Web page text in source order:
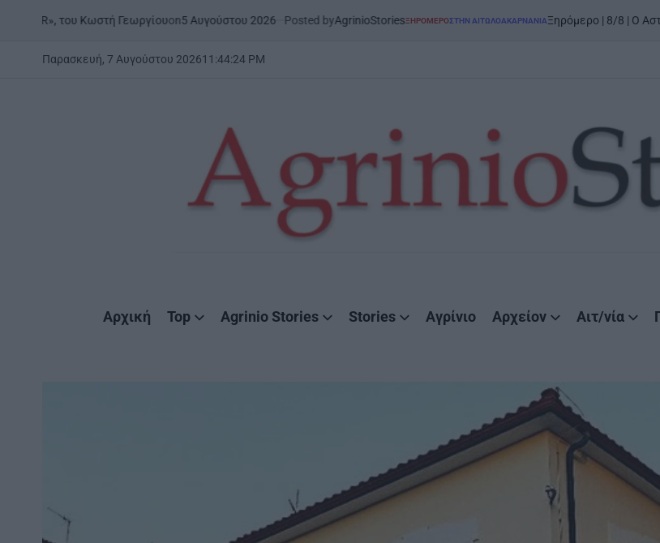
Κωστή Γεωργίουon5 Αυγούστου 2026 Posted byAgrinioStoriesPOSTED
ΞΗΡΟΜΕΡΟΣΤΗΝ ΑΙΤΩΛΟΑΚΑΡΝΑΝΊΑ Ξηρόμερο | 8/8 | Ο Αστακός μπαίνει
Παρασκευή, 7 Αυγούστου 202611 :44:25 PM
Αρχική Top Agrinio Stories Stories Αγρίνιο Αρχείον Αιτ/νία